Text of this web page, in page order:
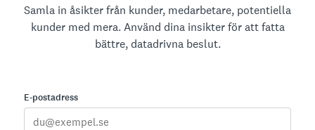
Samla in åsikter från kunder, medarbetare, potentiella
kunder med mera. Använd dina insikter för att fatta
bättre, datadrivna beslut.
E-postadress